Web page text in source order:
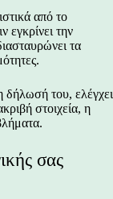
από το
εγκρίνει την
τα
δήλωσή του, ελέγχει
στοιχεία, η
σας